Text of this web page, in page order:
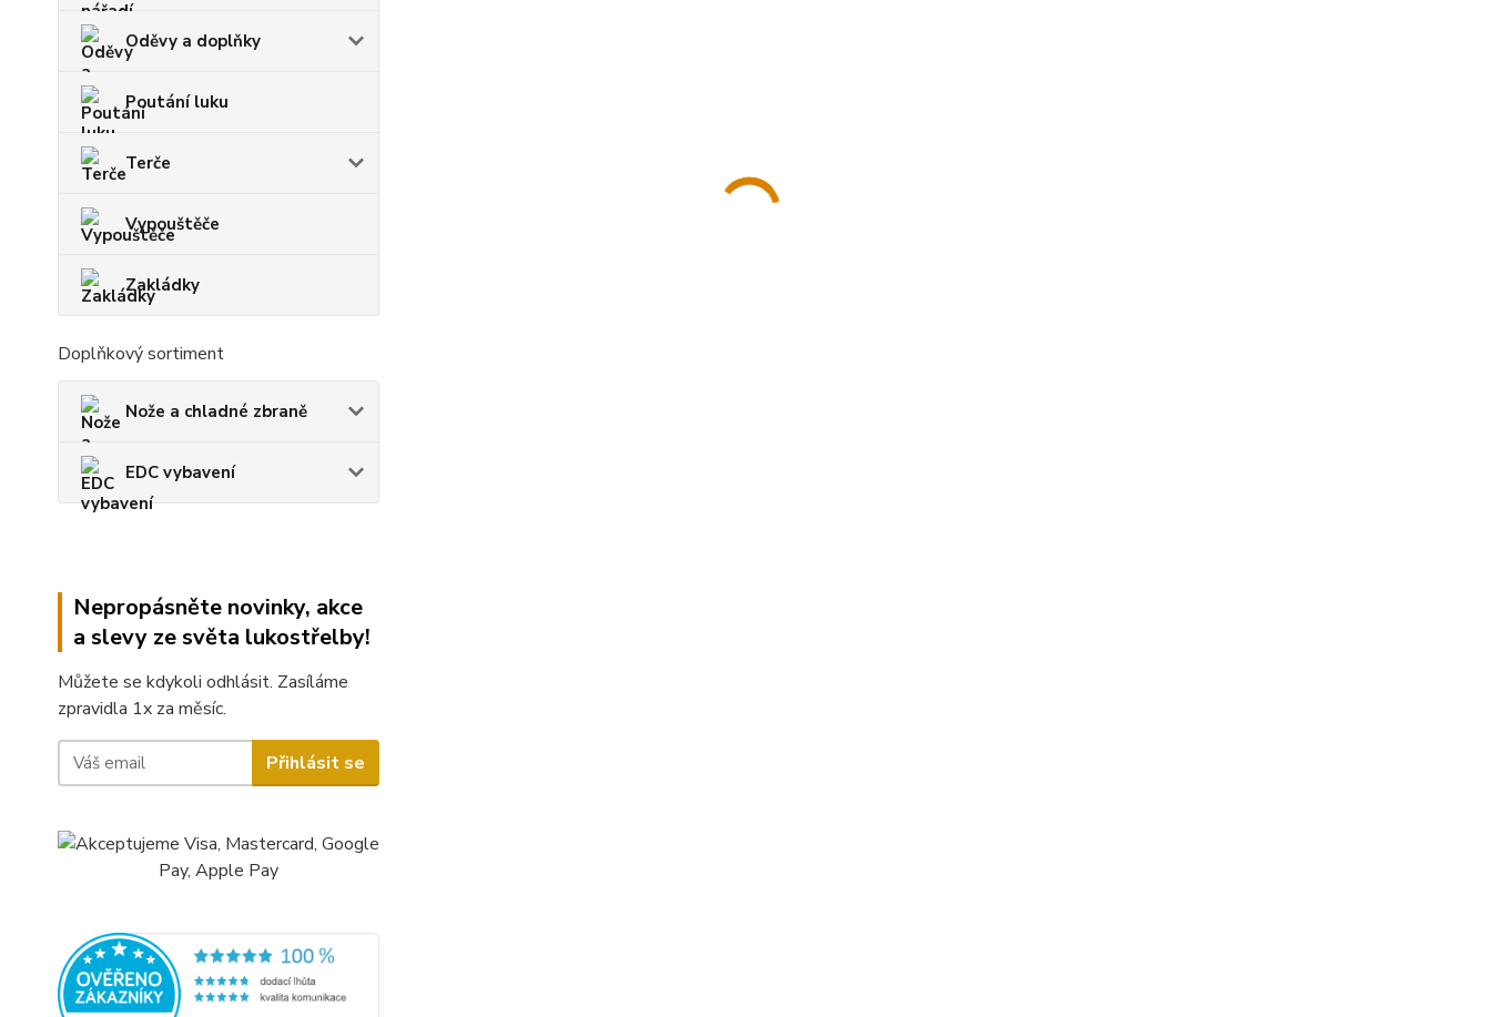
Oděvy a doplňky
Poutání luku
Terče
Vypouštěče
Zakládky
Doplňkový sortiment
Nože a chladné zbraně
EDC vybavení
Nepropásněte novinky, akce
a slevy ze světa lukostřelby!
Můžete se kdykoli odhlásit. Zasíláme
zpravidla 1x za měsíc.
Přihlásit se